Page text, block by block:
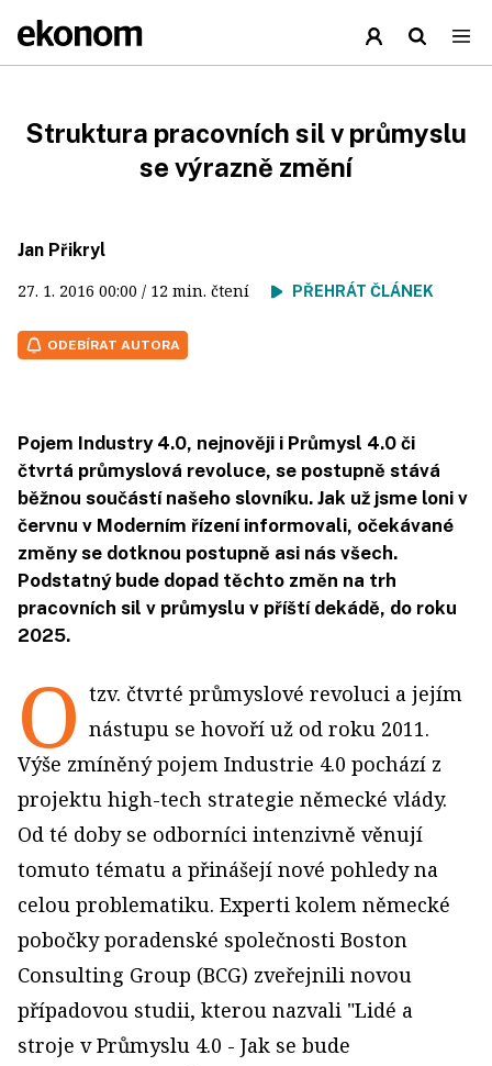
Struktura pracovních sil v průmyslu
se výrazně změní
Jan Přikryl
27. 1. 2016 00:00 / 12 min. čtení PŘEHRÁT ČLÁNEK
ODEBÍRAT AUTORA
Pojem Industry 4.0, nejnověji i Průmysl 4.0 či
čtvrtá průmyslová revoluce, se postupně stává
běžnou součástí našeho slovníku. Jak už jsme loni v
červnu v Moderním řízení informovali, očekávané
změny se dotknou postupně asi nás všech.
Podstatný bude dopad těchto změn na trh
pracovních sil v průmyslu v příští dekádě, do roku
2025.
O tzv. čtvrté průmyslové revoluci a jejím
nástupu se hovoří už od roku 2011.
Výše zmíněný pojem Industrie 4.0 pochází z
projektu high-tech strategie německé vlády.
Od té doby se odborníci intenzivně věnují
tomuto tématu a přinášejí nové pohledy na
celou problematiku. Experti kolem německé
pobočky poradenské společnosti Boston
Consulting Group (BCG) zveřejnili novou
případovou studii, kterou nazvali "Lidé a
stroje v Průmyslu 4.0 - Jak se bude